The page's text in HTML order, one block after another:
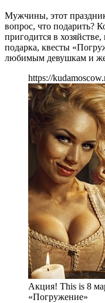
Мужчины, этот
вопрос, что подарить?
пригодится в
подарка, квесты
любимым девушкам и
https://
Акция! This is 8
«Погружение»